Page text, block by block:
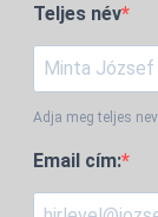
Teljes név
Adja meg teljes
Email cím: